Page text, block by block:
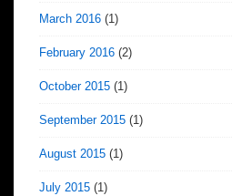
March 2016 (1)
February 2016 (2)
October 2015 (1)
September 2015 (1)
August 2015 (1)
July 2015 (1)